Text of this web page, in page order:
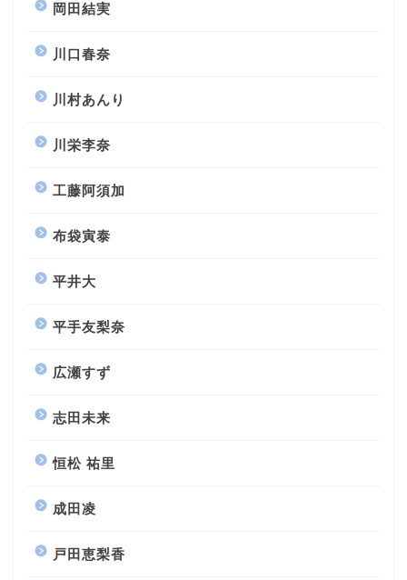
岡田結実
川口春奈
川村あんり
川栄李奈
工藤阿須加
布袋寅泰
平井大
平手友梨奈
広瀬すず
志田未来
恒松 祐里
成田凌
戸田恵梨香